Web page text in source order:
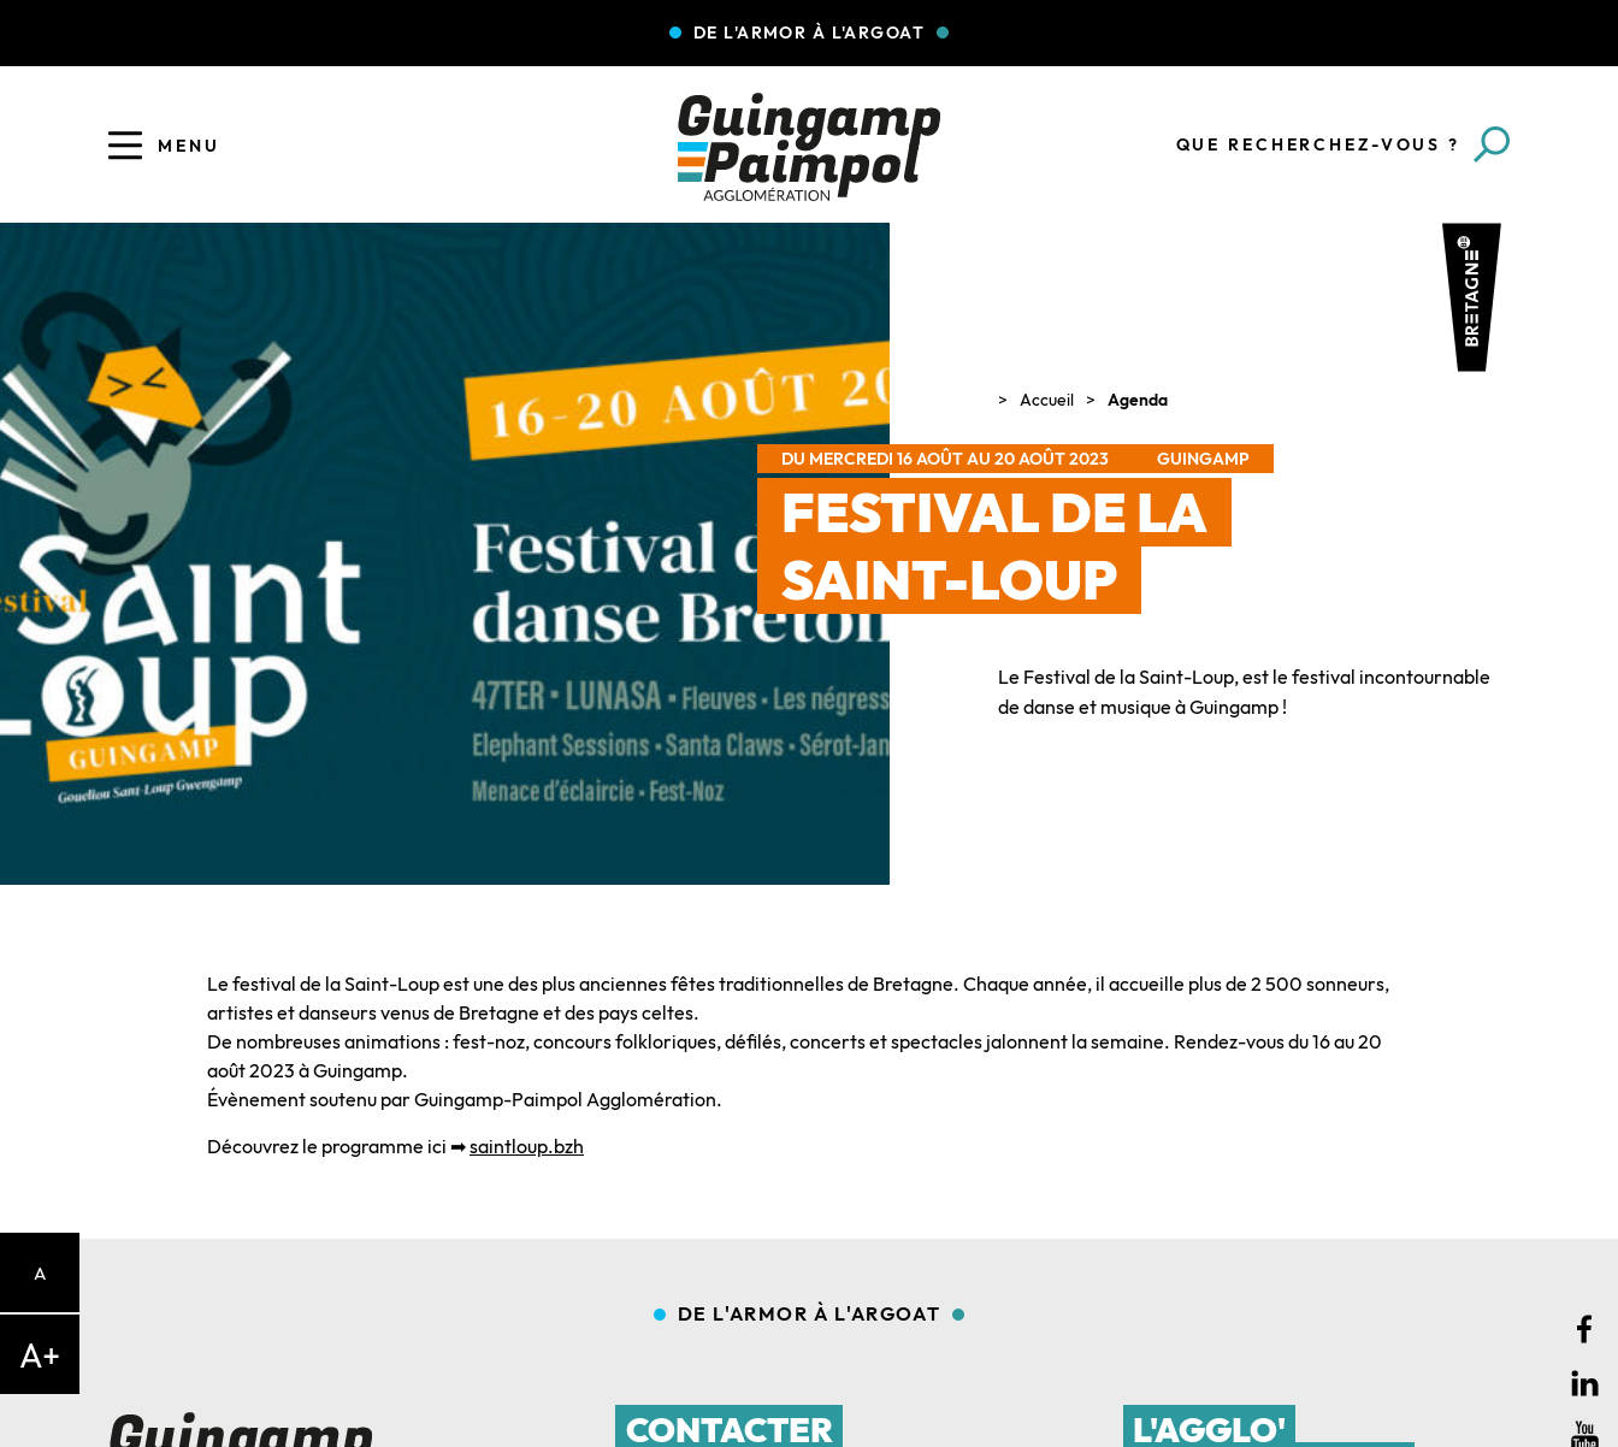
DE L'ARMOR À L'ARGOAT
MENU QUE RECHERCHEZ-VOUS ?
ENFANCE JEUNESSE
ASSOCIATIONS
Accueil Agenda
DU MERCREDI 16 AOÛT AU 20 AOÛT 2023 GUINGAMP
FESTIVAL DE LA
SAINT-LOUP
Le Festival de la Saint-Loup, est le festival incontournable
de danse et musique à Guingamp !
A
A+
Le festival de la Saint-Loup est une des plus anciennes fêtes traditionnelles de Bretagne. Chaque année, il accueille plus de 2 500 sonneurs,
artistes et danseurs venus de Bretagne et des pays celtes.
De nombreuses animations : fest-noz, concours folkloriques, défilés, concerts et spectacles jalonnent la semaine. Rendez-vous du 16 au 20
août 2023 à Guingamp.
Évènement soutenu par Guingamp-Paimpol Agglomération.
Découvrez le programme ici ➡saintloup.bzh
DE L'ARMOR À L'ARGOAT
CONTACTER
L'AGGLO'